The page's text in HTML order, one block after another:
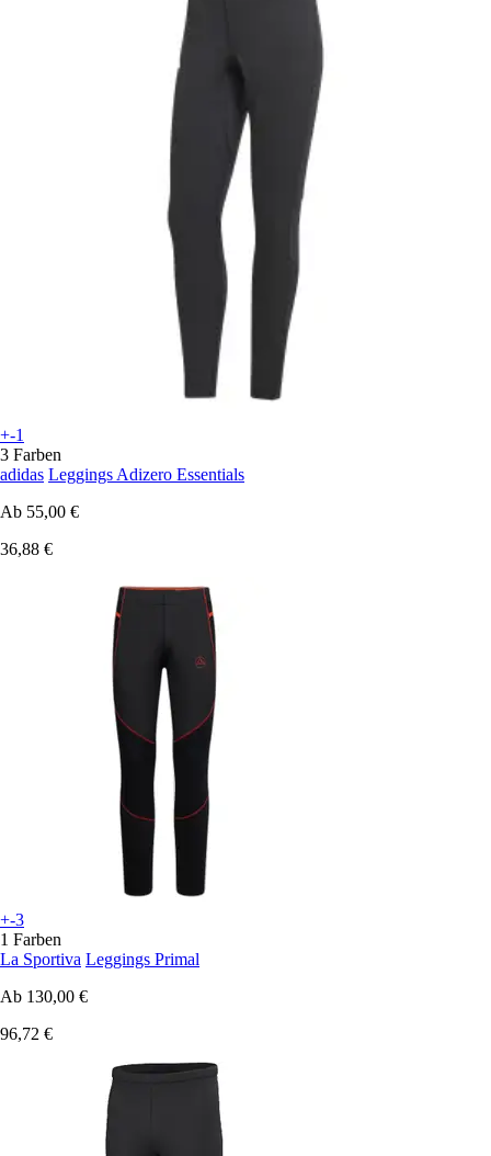
+-1
3 Farben
adidas Leggings Adizero Essentials
Ab 55,00 €
36,88 €
+-3
1 Farben
La Sportiva Leggings Primal
Ab 130,00 €
96,72 €